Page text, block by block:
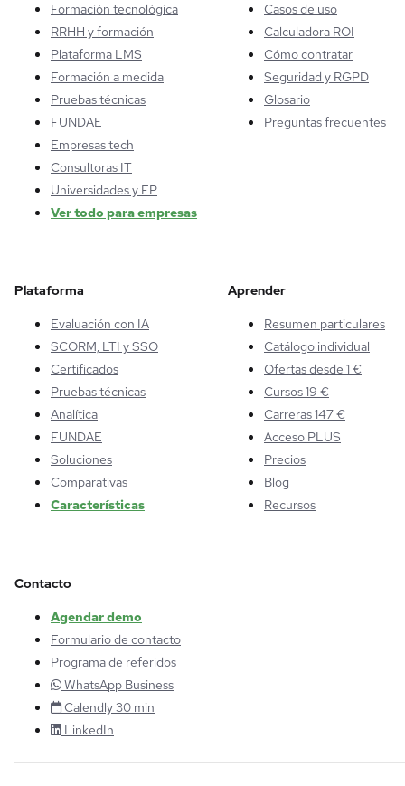
Formación tecnológica
RRHH y formación
Plataforma LMS
Formación a medida
Pruebas técnicas
FUNDAE
Empresas tech
Consultoras IT
Universidades y FP
Ver todo para empresas
Casos de uso
Calculadora ROI
Cómo contratar
Seguridad y RGPD
Glosario
Preguntas frecuentes
Plataforma
Evaluación con IA
SCORM, LTI y SSO
Certificados
Pruebas técnicas
Analítica
FUNDAE
Soluciones
Comparativas
Características
Aprender
Resumen particulares
Catálogo individual
Ofertas desde 1 €
Cursos 19 €
Carreras 147 €
Acceso PLUS
Precios
Blog
Recursos
Contacto
Agendar demo
Formulario de contacto
Programa de referidos
WhatsApp Business
Calendly 30 min
LinkedIn